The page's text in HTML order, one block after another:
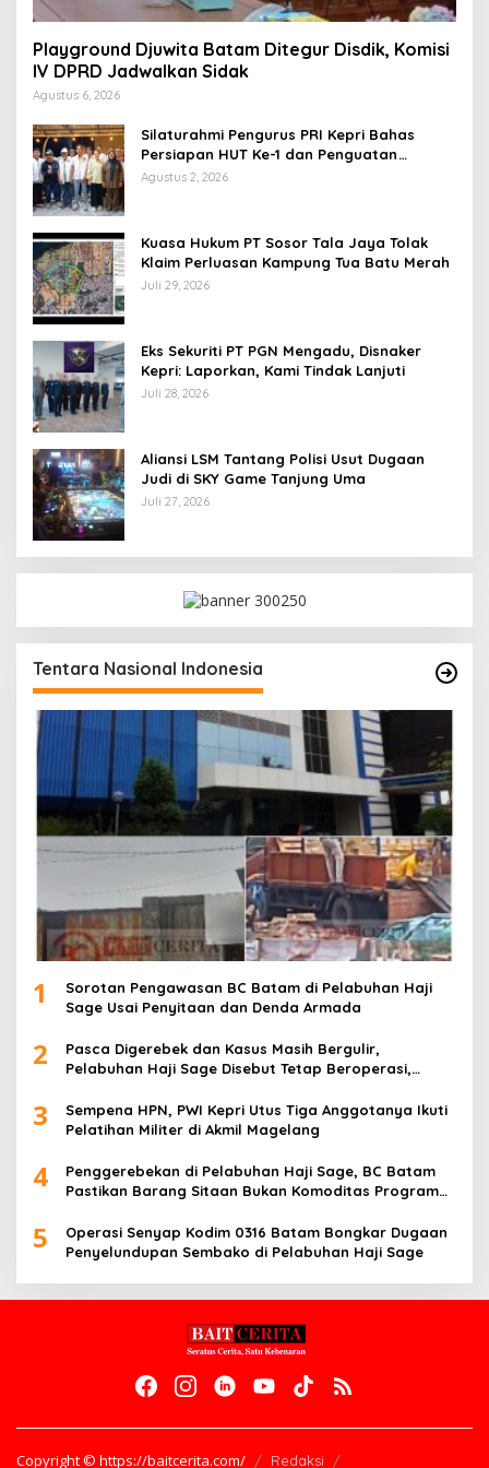
Playground Djuwita Batam Ditegur Disdik, Komisi
IV DPRD Jadwalkan Sidak
Agustus 6, 2026
Silaturahmi Pengurus PRI Kepri Bahas
Persiapan HUT Ke-1 dan Penguatan
Konsolidasi Partai
Agustus 2, 2026
Kuasa Hukum PT Sosor Tala Jaya Tolak
Klaim Perluasan Kampung Tua Batu Merah
Juli 29, 2026
Eks Sekuriti PT PGN Mengadu, Disnaker
Kepri: Laporkan, Kami Tindak Lanjuti
Juli 28, 2026
Aliansi LSM Tantang Polisi Usut Dugaan
Judi di SKY Game Tanjung Uma
Juli 27, 2026
Tentara Nasional Indonesia
1
Sorotan Pengawasan BC Batam di Pelabuhan Haji
Sage Usai Penyitaan dan Denda Armada
2
Pasca Digerebek dan Kasus Masih Bergulir,
Pelabuhan Haji Sage Disebut Tetap Beroperasi,
3
Sempena HPN, PWI Kepri Utus Tiga Anggotanya Ikuti
Pelatihan Militer di Akmil Magelang
4
Penggerebekan di Pelabuhan Haji Sage, BC Batam
Pastikan Barang Sitaan Bukan Komoditas Program
5
Operasi Senyap Kodim 0316 Batam Bongkar Dugaan
Penyelundupan Sembako di Pelabuhan Haji Sage
Copyright © https://baitcerita.com/ Redaksi